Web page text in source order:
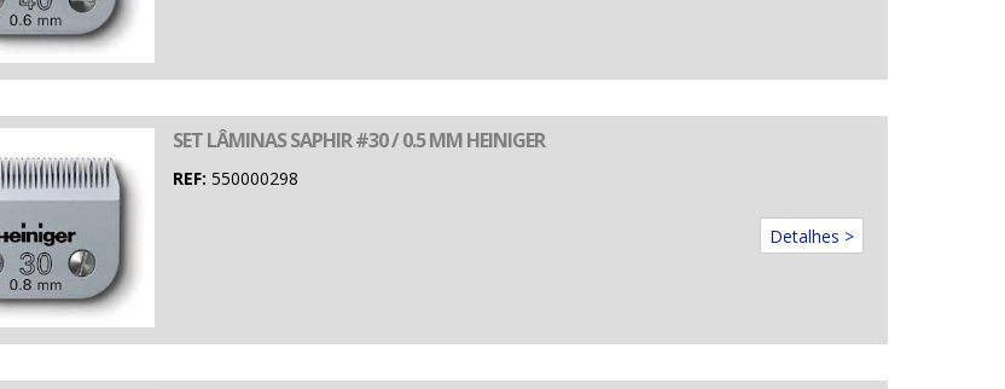
SET LÂMINAS SAPHIR #30 / 0.5 MM HEINIGER
REF: 550000298
Detalhes >